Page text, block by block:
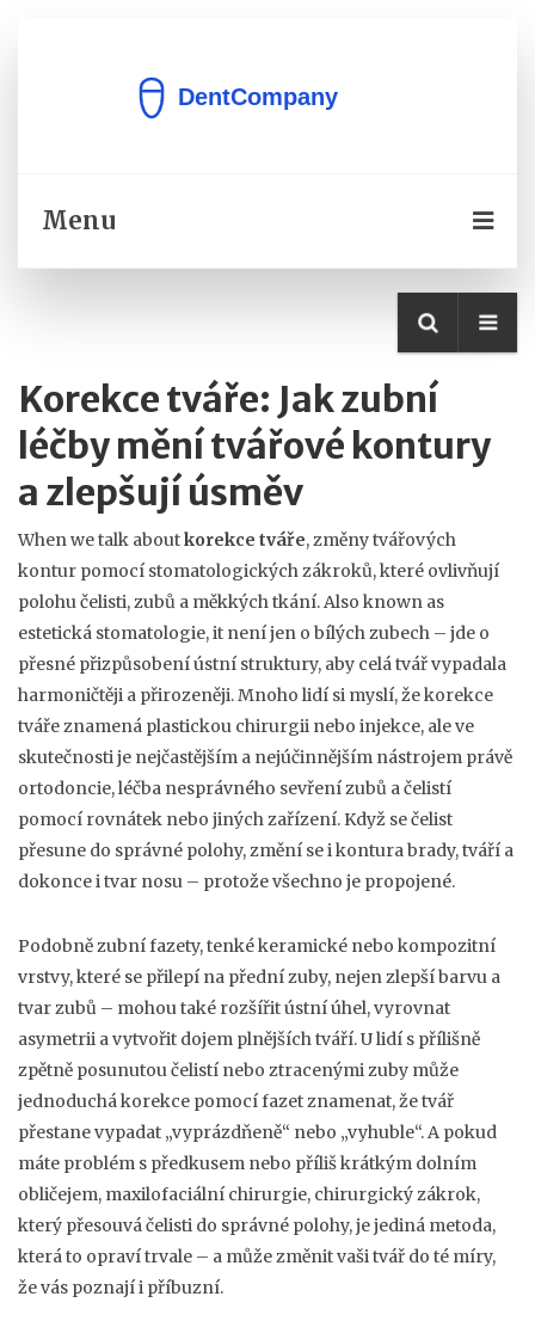
Menu
Korekce tváře: Jak zubní
léčby mění tvářové kontury
a zlepšují úsměv
When we talk aboutkorekce tváře,změny tvářových
kontur pomocí stomatologických zákroků, které ovlivňují
polohu čelisti, zubů a měkkých tkání. Also known as
estetická stomatologie, it není jen o bílých zubech – jde o
přesné přizpůsobení ústní struktury, aby celá tvář vypadala
harmoničtěji a přirozeněji.Mnoho lidí si myslí, že korekce
tváře znamená plastickou chirurgii nebo injekce, ale ve
skutečnosti je nejčastějším a nejúčinnějším nástrojem právě
ortodoncie,léčba nesprávného sevření zubů a čelistí
pomocí rovnátek nebo jiných zařízení. Když se čelist
přesune do správné polohy, změní se i kontura brady, tváří a
dokonce i tvar nosu – protože všechno je propojené.
Podobnězubní fazety,tenké keramické nebo kompozitní
vrstvy, které se přilepí na přední zuby, nejen zlepší barvu a
tvar zubů – mohou také rozšířit ústní úhel, vyrovnat
asymetrii a vytvořit dojem plnějších tváří. U lidí s přílišně
zpětně posunutou čelistí nebo ztracenými zuby může
jednoduchá korekce pomocí fazet znamenat, že tvář
přestane vypadat „vyprázdňeně“ nebo „vyhuble“. A pokud
máte problém s předkusem nebo příliš krátkým dolním
obličejem, maxilofaciální chirurgie, chirurgický zákrok,
který přesouvá čelisti do správné polohy, je jediná metoda,
která to opraví trvale – a může změnit vaši tvář do té míry,
že vás poznají i příbuzní.